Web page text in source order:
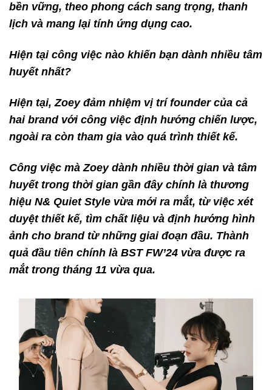
bền vững, theo phong cách sang trọng, thanh
lịch và mang lại tính ứng dụng cao.
Hiện tại công việc nào khiến bạn dành nhiều tâm
huyết nhất?
Hiện tại, Zoey đảm nhiệm vị trí founder của cả
hai brand với công việc định hướng chiến lược,
ngoài ra còn tham gia vào quá trình thiết kế.
Công việc mà Zoey dành nhiều thời gian và tâm
huyết trong thời gian gần đây chính là thương
hiệu N& Quiet Style vừa mới ra mắt, từ việc xét
duyệt thiết kế, tìm chất liệu và định hướng hình
ảnh cho brand từ những giai đoạn đầu. Thành
quả đầu tiên chính là BST FW’24 vừa được ra
mắt trong tháng 11 vừa qua.